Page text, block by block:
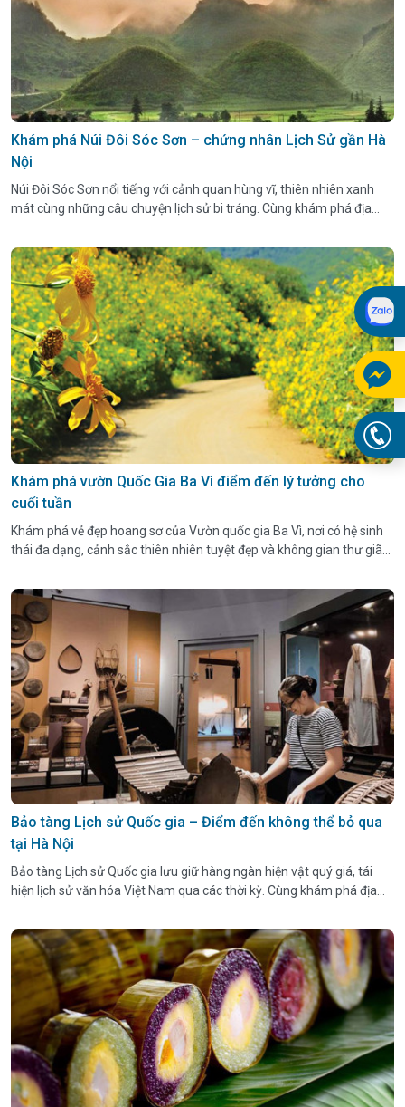
Khám phá Núi Đôi Sóc Sơn – chứng nhân Lịch Sử gần Hà
Nội
Núi Đôi Sóc Sơn nổi tiếng với cảnh quan hùng vĩ, thiên nhiên xanh
mát cùng những câu chuyện lịch sử bi tráng. Cùng khám phá địa
Khám phá vườn Quốc Gia Ba Vì điểm đến lý tưởng cho
cuối tuần
Khám phá vẻ đẹp hoang sơ của Vườn quốc gia Ba Vì, nơi có hệ sinh
thái đa dạng, cảnh sắc thiên nhiên tuyệt đẹp và không gian thư giãn
Bảo tàng Lịch sử Quốc gia – Điểm đến không thể bỏ qua
tại Hà Nội
Bảo tàng Lịch sử Quốc gia lưu giữ hàng ngàn hiện vật quý giá, tái
hiện lịch sử văn hóa Việt Nam qua các thời kỳ. Cùng khám phá địa